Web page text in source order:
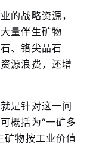
的战略资源，
量伴生矿物
、铬尖晶石
源浪费，还增
是针对这一问
概括为“一矿多
矿物按工业价值